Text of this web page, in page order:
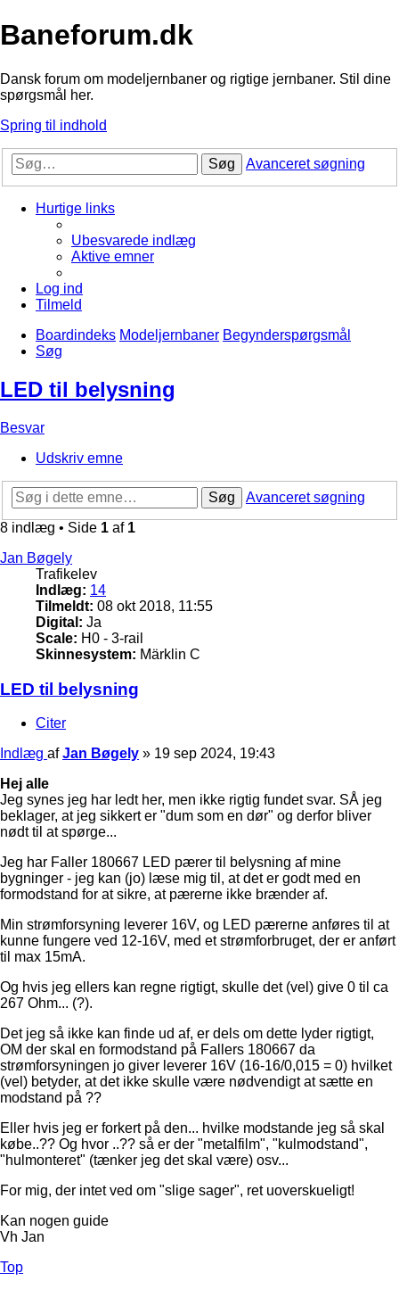
Baneforum.dk
Dansk forum om modeljernbaner og rigtige jernbaner. Stil dine
spørgsmål her.
Spring til indhold
Søg Avanceret søgning
Hurtige links
Ubesvarede indlæg
Aktive emner
Log ind
Tilmeld
Boardindeks Modeljernbaner Begynderspørgsmål
Søg
LED til belysning
Besvar
Udskriv emne
Søg
Avanceret søgning
8 indlæg • Side 1 af 1
Jan Bøgely
Trafikelev
Indlæg: 14
Tilmeldt: 08 okt 2018, 11:55
Digital: Ja
Scale: H0 - 3-rail
Skinnesystem: Märklin C
LED til belysning
Citer
Indlæg afJan Bøgely » 19 sep 2024, 19:43
Hej alle
Jeg synes jeg har ledt her, men ikke rigtig fundet svar. SÅ jeg
beklager, at jeg sikkert er "dum som en dør" og derfor bliver
nødt til at spørge...
Jeg har Faller 180667 LED pærer til belysning af mine
bygninger - jeg kan (jo) læse mig til, at det er godt med en
formodstand for at sikre, at pærerne ikke brænder af.
Min strømforsyning leverer 16V, og LED pærerne anføres til at
kunne fungere ved 12-16V, med et strømforbruget, der er anført
til max 15mA.
Og hvis jeg ellers kan regne rigtigt, skulle det (vel) give 0 til ca
267 Ohm... (?).
Det jeg så ikke kan finde ud af, er dels om dette lyder rigtigt,
OM der skal en formodstand på Fallers 180667 da
strømforsyningen jo giver leverer 16V (16-16/0,015 = 0) hvilket
(vel) betyder, at det ikke skulle være nødvendigt at sætte en
modstand på ??
Eller hvis jeg er forkert på den... hvilke modstande jeg så skal
købe..?? Og hvor ..?? så er der "metalfilm", "kulmodstand",
"hulmonteret" (tænker jeg det skal være) osv...
For mig, der intet ved om "slige sager", ret uoverskueligt!
Kan nogen guide
Vh Jan
Top